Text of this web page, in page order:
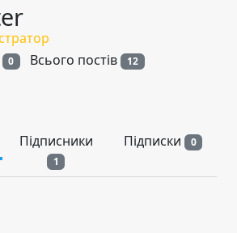
0 Всього постів 12
Підписники
1
Підписки 0